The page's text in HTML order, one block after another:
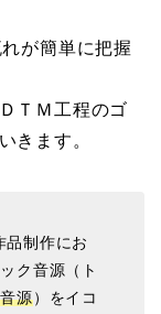
が簡単に把握
ＴＭ工程のゴ
きます。
品制作にお
ク音源（ト
源）をイコ